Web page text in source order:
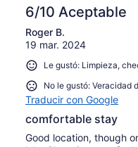
6/10 Aceptable
Roger B.
19 mar. 2024
Le gustó: Limpieza,
No le gustó: Veracidad
Traducir con Google
comfortable stay
Good location, though